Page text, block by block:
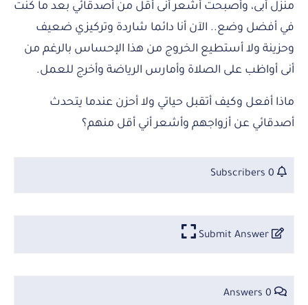
منزل أبى، وأصبحت أشعر أنى أقل من أصدقائي بعد ما كنت
في أفضل وضع.. الآن أنا دائما شاردة وتركيزي ضعيف
وحزينة ولا أستطيع الخروج من هذا الإحساس بالرغم من
أنى أواظب على الصلاة وأمارس الرياضة وأخرج للعمل.
ماذا أفعل وكيف أتقبل حياتي ولا أحزن عندما يتحدث
أصدقائي عن أزواجهم وأشعر أني أقل منهم؟